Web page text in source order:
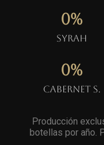
Syrah
0%
Cabernet S.
0%
Producción
botellas por año.